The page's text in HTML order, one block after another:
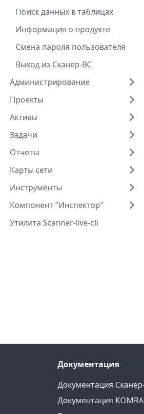
Поиск данных в таблицах
Информация о продукте
Смена пароля пользователя
Выход из Сканер-ВС
Администрирование
Проекты
Активы
Задачи
Отчеты
Карты сети
Инструменты
Компонент "Инспектор"
Утилита Scanner-live-cli
Документация
Документация
Документация